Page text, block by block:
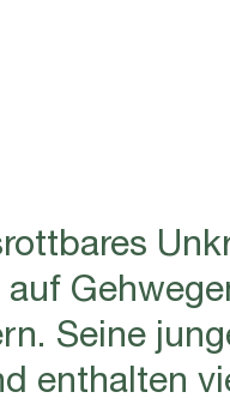
Seine
enthalten